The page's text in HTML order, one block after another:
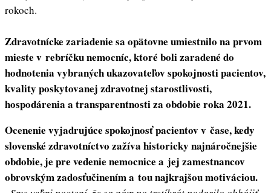
rokoch.
Zdravotnícke zariadenie sa opätovne umiestnilo na prvom
mieste v rebríčku nemocníc, ktoré boli zaradené do
hodnotenia vybraných ukazovateľov spokojnosti pacientov,
kvality poskytovanej zdravotnej starostlivosti,
hospodárenia a transparentnosti za obdobie roka 2021.
Ocenenie vyjadrujúce spokojnosť pacientov v čase, kedy
slovenské zdravotníctvo zažíva historicky najnáročnejšie
obdobie, je pre vedenie nemocnice a jej zamestnancov
obrovským zadosťučinením a tou najkrajšou motiváciou.